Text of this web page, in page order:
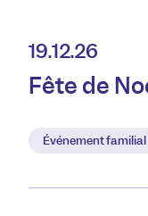
19.12.26
Fête de
Événement familial